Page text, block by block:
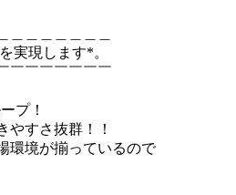
実現します*。
￣￣￣￣￣￣￣
プ！
すさ抜群！！
環境が揃っているので